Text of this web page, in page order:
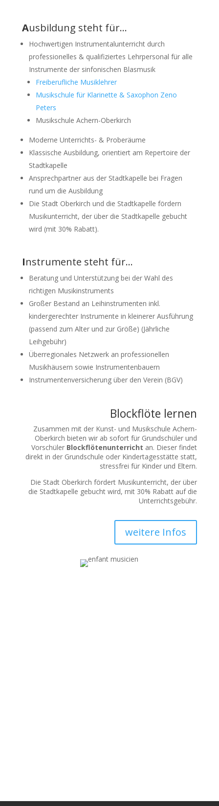
Ausbildung steht für…
Hochwertigen Instrumentalunterricht durch
professionelles & qualifiziertes Lehrpersonal für alle
Instrumente der sinfonischen Blasmusik
Freiberufliche Musiklehrer
Musikschule für Klarinette & Saxophon Zeno
Peters
Musikschule Achern-Oberkirch
Moderne Unterrichts- & Proberäume
Klassische Ausbildung, orientiert am Repertoire der
Stadtkapelle
Ansprechpartner aus der Stadtkapelle bei Fragen
rund um die Ausbildung
Die Stadt Oberkirch und die Stadtkapelle fördern
Musikunterricht, der über die Stadtkapelle gebucht
wird (mit 30% Rabatt).
Instrumente steht für…
Beratung und Unterstützung bei der Wahl des
richtigen Musikinstruments
Großer Bestand an Leihinstrumenten inkl.
kindergerechter Instrumente in kleinerer Ausführung
(passend zum Alter und zur Größe) (Jährliche
Leihgebühr)
Überregionales Netzwerk an professionellen
Musikhäusern sowie Instrumentenbauern
Instrumentenversicherung über den Verein (BGV)
Blockflöte lernen
Zusammen mit der Kunst- und Musikschule Achern-
Oberkirch bieten wir ab sofort für Grundschüler und
Vorschüler Blockflötenunterricht an. Dieser findet
direkt in der Grundschule oder Kindertagesstätte statt,
stressfrei für Kinder und Eltern.
Die Stadt Oberkirch fördert Musikunterricht, der über
die Stadtkapelle gebucht wird, mit 30% Rabatt auf die
Unterrichtsgebühr.
weitere Infos